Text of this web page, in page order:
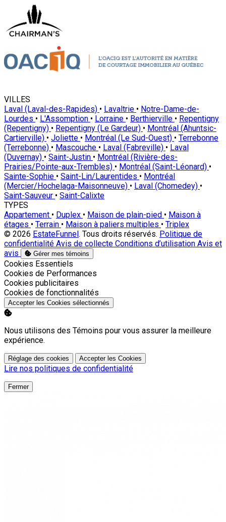
VILLES
Laval (Laval-des-Rapides) • Lavaltrie • Notre-Dame-de-
Lourdes • L'Assomption • Lorraine • Berthierville • Repentigny
(Repentigny) • Repentigny (Le Gardeur) • Montréal (Ahuntsic-
Cartierville) • Joliette • Montréal (Le Sud-Ouest) • Terrebonne
(Terrebonne) • Mascouche • Laval (Fabreville) • Laval
(Duvernay) • Saint-Justin • Montréal (Rivière-des-
Prairies/Pointe-aux-Trembles) • Montréal (Saint-Léonard) •
Sainte-Sophie • Saint-Lin/Laurentides • Montréal
(Mercier/Hochelaga-Maisonneuve) • Laval (Chomedey) •
Saint-Sauveur • Saint-Calixte
TYPES
Appartement • Duplex • Maison de plain-pied • Maison à
étages • Terrain • Maison à paliers multiples • Triplex
© 2026 EstateFunnel. Tous droits réservés. Politique de
confidentialité Avis de collecte Conditions d’utilisation Avis et
avis
Gérer mes témoins
Activer
Cookies Essentiels
Activer
Cookies de Performances
Activer
Cookies publicitaires
Activer
Cookies de fonctionnalités
Accepter les Cookies sélectionnés
Nous utilisons des Témoins pour vous assurer la meilleure
expérience.
Réglage des cookies Accepter les Cookies
Lire nos politiques de confidentialité
Fermer